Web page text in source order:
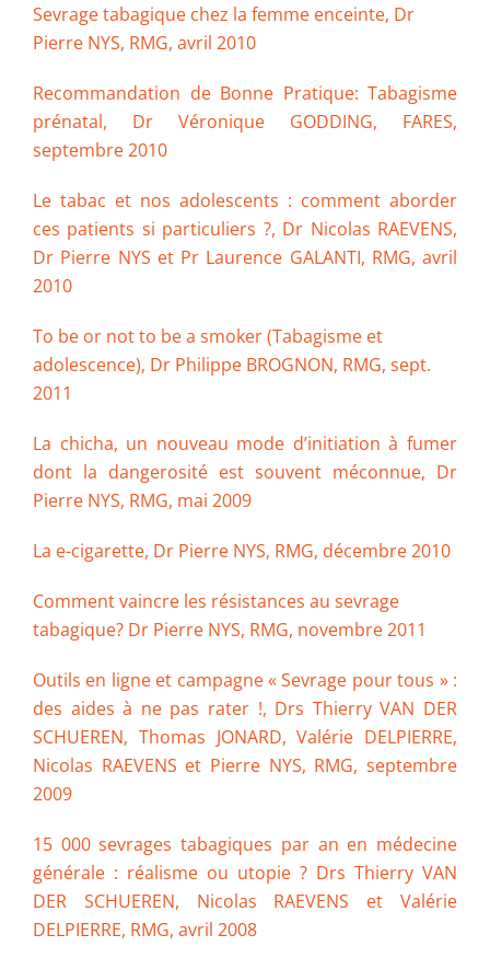
Sevrage tabagique chez la femme enceinte, Dr
Pierre NYS, RMG, avril 2010
Recommandation de Bonne Pratique: Tabagisme
prénatal, Dr Véronique GODDING, FARES,
septembre 2010
Le tabac et nos adolescents : comment aborder
ces patients si particuliers ?, Dr Nicolas RAEVENS,
Dr Pierre NYS et Pr Laurence GALANTI, RMG, avril
2010
To be or not to be a smoker (Tabagisme et
adolescence), Dr Philippe BROGNON, RMG, sept.
2011
La chicha, un nouveau mode d’initiation à fumer
dont la dangerosité est souvent méconnue, Dr
Pierre NYS, RMG, mai 2009
La e-cigarette, Dr Pierre NYS, RMG, décembre 2010
Comment vaincre les résistances au sevrage
tabagique? Dr Pierre NYS, RMG, novembre 2011
Outils en ligne et campagne « Sevrage pour tous » :
des aides à ne pas rater !, Drs Thierry VAN DER
SCHUEREN, Thomas JONARD, Valérie DELPIERRE,
Nicolas RAEVENS et Pierre NYS, RMG, septembre
2009
15 000 sevrages tabagiques par an en médecine
générale : réalisme ou utopie ? Drs Thierry VAN
DER SCHUEREN, Nicolas RAEVENS et Valérie
DELPIERRE, RMG, avril 2008